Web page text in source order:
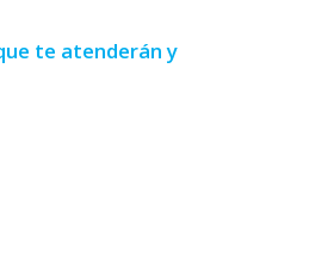
te atenderán y